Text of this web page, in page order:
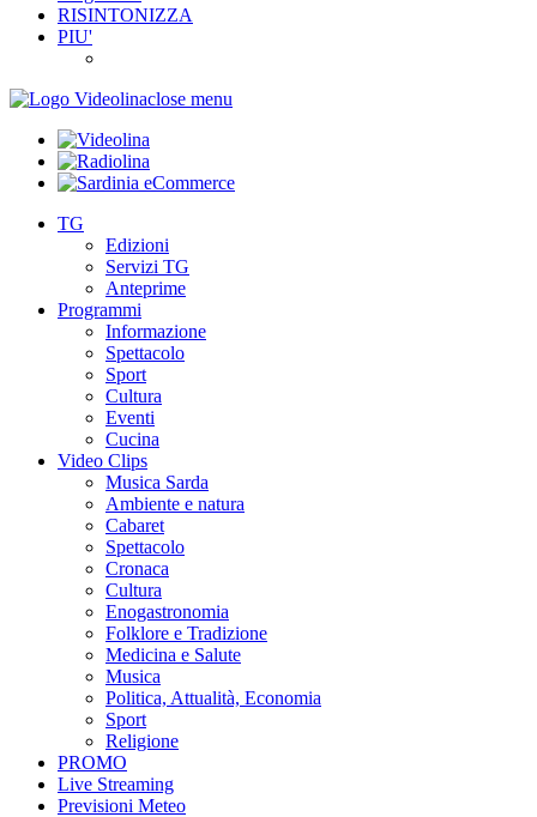
RISINTONIZZA
PIU'
close menu
TG
Edizioni
Servizi TG
Anteprime
Programmi
Informazione
Spettacolo
Sport
Cultura
Eventi
Cucina
Video Clips
Musica Sarda
Ambiente e natura
Cabaret
Spettacolo
Cronaca
Cultura
Enogastronomia
Folklore e Tradizione
Medicina e Salute
Musica
Politica, Attualità, Economia
Sport
Religione
PROMO
Live Streaming
Previsioni Meteo